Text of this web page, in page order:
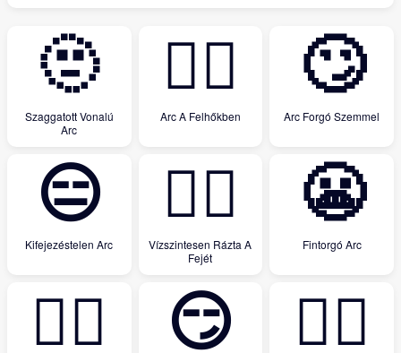
🫥
Szaggatott Vonalú
Arc
😶‍🌫️
Arc A Felhőkben
🙄
Arc Forgó Szemmel
😑
Kifejezéstelen Arc
🙂‍↔️
Vízszintesen Rázta A
Fejét
😬
Fintorgó Arc
😮‍💨 😏 🙂‍↕️